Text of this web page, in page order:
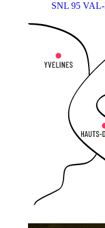
SNL 95 VAL-